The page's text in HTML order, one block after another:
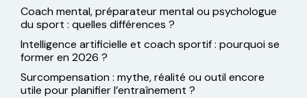
Coach mental, préparateur mental ou psychologue
du sport : quelles différences ?
Intelligence artificielle et coach sportif : pourquoi se
former en 2026 ?
Surcompensation : mythe, réalité ou outil encore
utile pour planifier l’entraînement ?